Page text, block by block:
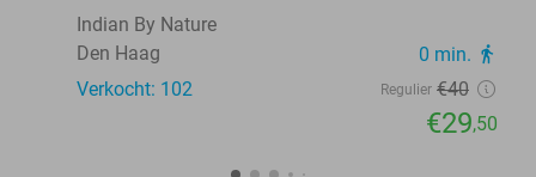
Indian By Nature
Den Haag
0 min. directions_walk
Verkocht: 102 Regulier €40
€29,50